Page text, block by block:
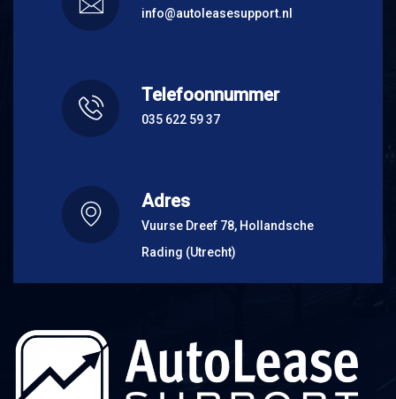
info@autoleasesupport.nl
Telefoonnummer
035 622 59 37
Adres
Vuurse Dreef 78, Hollandsche
Rading (Utrecht)